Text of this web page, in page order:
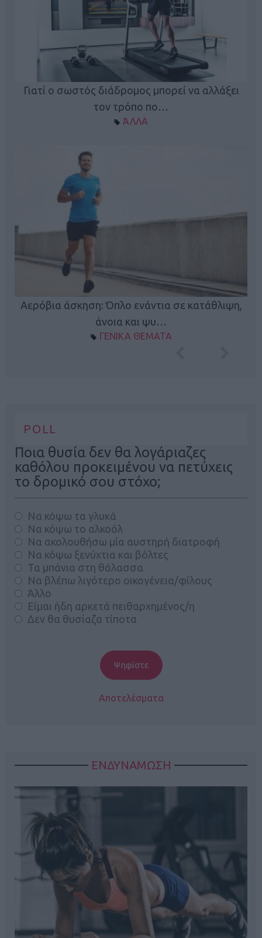
Γιατί ο σωστός διάδρομος μπορεί να αλλάξει
τον τρόπο πο…
ΆΛΛΑ
Αερόβια άσκηση: Όπλο ενάντια σε κατάθλιψη,
άνοια και ψυ…
ΓΕΝΙΚΑ ΘΕΜΑΤΑ
POLL
Ποια θυσία δεν θα λογάριαζες
καθόλου προκειμένου να πετύχεις
το δρομικό σου στόχο;
Να κόψω τα γλυκά
Να κόψω το αλκοόλ
Να ακολουθήσω μία αυστηρή διατροφή
Να κόψω ξενύχτια και βόλτες
Τα μπάνια στη θάλασσα
Να βλέπω λιγότερο οικογένεια/φίλους
Άλλο
Είμαι ήδη αρκετά πειθαρχημένος/η
Δεν θα θυσίαζα τίποτα
Αποτελέσματα
ΕΝΔΥΝΑΜΩΣΗ